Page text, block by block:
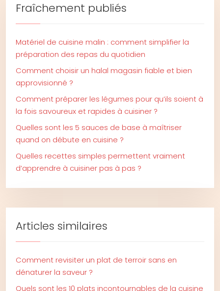
Fraîchement publiés
Matériel de cuisine malin : comment simplifier la
préparation des repas du quotidien
Comment choisir un halal magasin fiable et bien
approvisionné ?
Comment préparer les légumes pour qu’ils soient à
la fois savoureux et rapides à cuisiner ?
Quelles sont les 5 sauces de base à maîtriser
quand on débute en cuisine ?
Quelles recettes simples permettent vraiment
d’apprendre à cuisiner pas à pas ?
Articles similaires
Comment revisiter un plat de terroir sans en
dénaturer la saveur ?
Quels sont les 10 plats incontournables de la cuisine